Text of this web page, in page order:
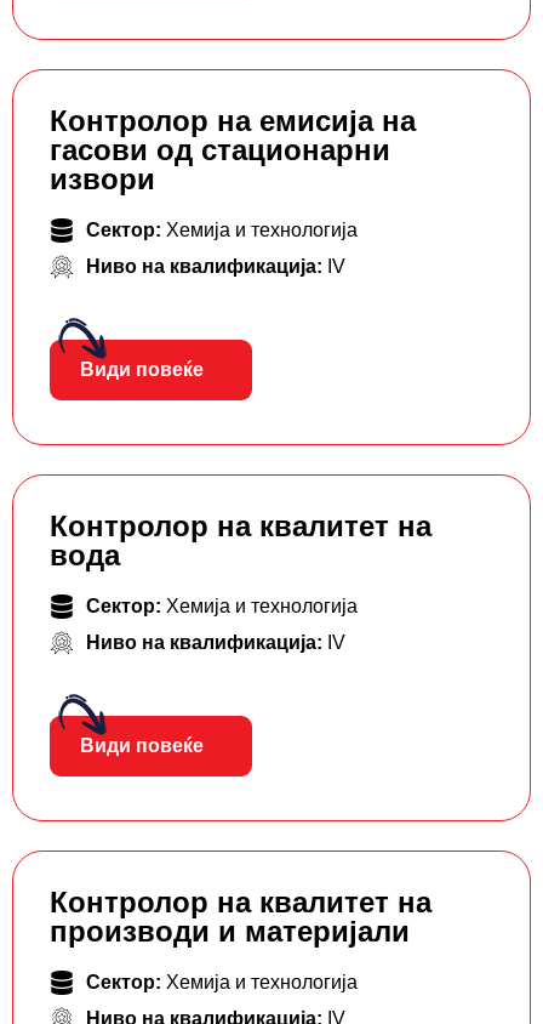
Контролор на емисија на
гасови од стационарни
извори
Сектор: Хемија и технологија
Ниво на квалификација: IV
Види повеќе
Контролор на квалитет на
вода
Сектор: Хемија и технологија
Ниво на квалификација: IV
Види повеќе
Контролор на квалитет на
производи и материјали
Сектор: Хемија и технологија
Ниво на квалификација: IV